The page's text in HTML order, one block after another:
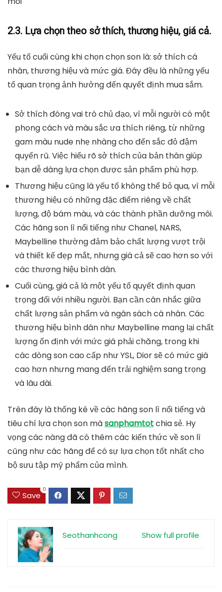
2.3. Lựa chọn theo sở thích, thương hiệu, giá cả.
Yếu tố cuối cùng khi chọn chọn son là: sở thích cá
nhân, thương hiệu và mức giá. Đây đều là những yếu
tố quan trọng ảnh hưởng đến quyết định mua sắm.
Sở thíchđóng vai trò chủ đạo, vì mỗi người có một
phong cách và màu sắc ưa thích riêng, từ những
gam màu nude nhẹ nhàng cho đến sắc đỏ đậm
quyến rũ. Việc hiểu rõ sở thích của bản thân giúp
bạn dễ dàng lựa chọn được sản phẩm phù hợp.
Thương hiệucũng là yếu tố không thể bỏ qua, vì mỗi
thương hiệu có những đặc điểm riêng về chất
lượng, độ bám màu, và các thành phần dưỡng môi.
Các hãng son lì nổi tiếng nhưChanel, NARS,
Maybelline thường đảm bảo chất lượng vượt trội
và thiết kế đẹp mắt, nhưng giá cả sẽ cao hơn so với
các thương hiệu bình dân.
Cuối cùng,giá cả là một yếu tố quyết định quan
trọng đối với nhiều người. Bạn cần cân nhắc giữa
chất lượng sản phẩm và ngân sách cá nhân. Các
thương hiệu bình dân như Maybelline mang lại chất
lượng ổn định với mức giá phải chăng, trong khi
các dòng son cao cấp nhưYSL, Diorsẽ có mức giá
cao hơn nhưng mang đến trải nghiệm sang trọng
và lâu dài.
Trên đây là thống kê về các hãng son lì nổi tiếng và
tiêu chí lựa chọn son màsanphamtotchia sẻ. Hy
vọng các nàng đã có thêm các kiến thức về son lì
cũng như các hãng để có sự lựa chọn tốt nhất cho
bộ sưu tập mỹ phẩm của mình.
Save
0
Show full profile
Seothanhcong